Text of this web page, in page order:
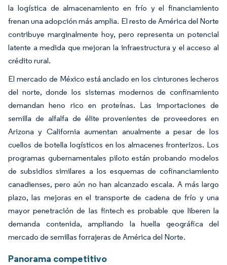
la logística de almacenamiento en frío y el financiamiento
frenan una adopción más amplia. El resto de América del Norte
contribuye marginalmente hoy, pero representa un potencial
latente a medida que mejoran la infraestructura y el acceso al
crédito rural.
El mercado de México está anclado en los cinturones lecheros
del norte, donde los sistemas modernos de confinamiento
demandan heno rico en proteínas. Las importaciones de
semilla de alfalfa de élite provenientes de proveedores en
Arizona y California aumentan anualmente a pesar de los
cuellos de botella logísticos en los almacenes fronterizos. Los
programas gubernamentales piloto están probando modelos
de subsidios similares a los esquemas de cofinanciamiento
canadienses, pero aún no han alcanzado escala. A más largo
plazo, las mejoras en el transporte de cadena de frío y una
mayor penetración de las fintech es probable que liberen la
demanda contenida, ampliando la huella geográfica del
mercado de semillas forrajeras de América del Norte.
Panorama competitivo